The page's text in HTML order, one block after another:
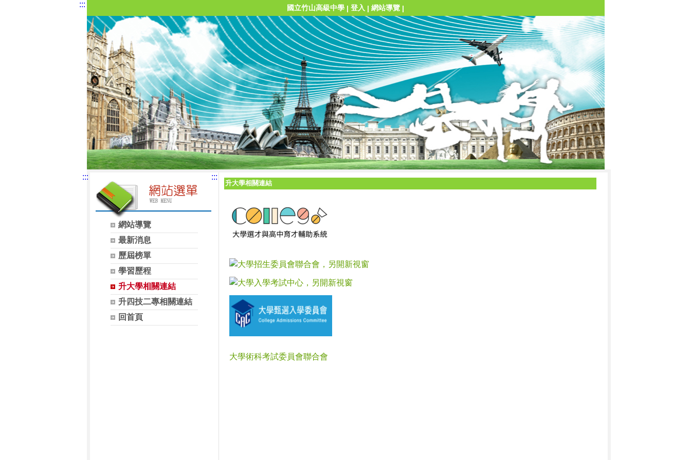
::: 國立竹山高級中學 | 登入 | 網站導覽 |
:::
網站導覽
最新消息
歷屆榜單
學習歷程
升大學相關連結
升四技二專相關連結
回首頁
:::
升大學相關連結
大學術科考試委員會聯合會